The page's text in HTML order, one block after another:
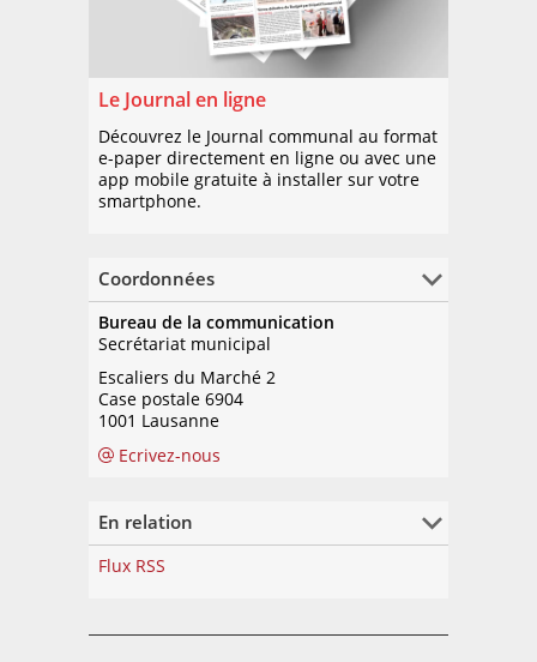
Le Journal en ligne
Découvrez le Journal communal au format
e-paper directement en ligne ou avec une
app mobile gratuite à installer sur votre
smartphone.
Coordonnées
Bureau de la communication
Secrétariat municipal
Escaliers du Marché 2
Case postale 6904
1001 Lausanne
Ecrivez-nous
En relation
Flux RSS